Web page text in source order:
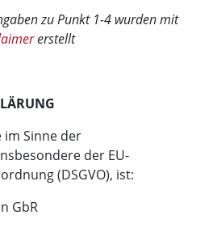
zu Punkt 1-4 wurden mit
erstellt
Sinne der
der EU-
(DSGVO), ist:
GbR